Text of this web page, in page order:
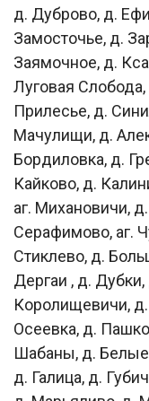
д. Дуброво, д.
Замосточье, д.
Заямочное, д.
Луговая
Прилесье, д.
Мачулищи, д.
Бордиловка, д.
Кайково, д.
аг. Михановичи,
Серафимово, аг.
Стиклево, д.
Дергаи , д.
Королищевичи,
Осеевка, д.
Шабаны, д. Белые
д. Галица, д.